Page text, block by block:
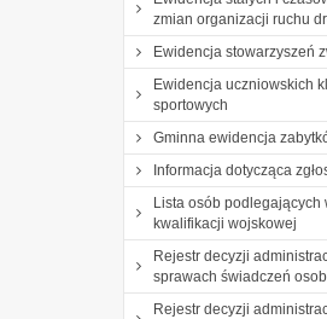
zmian organizacji ruchu
Ewidencja stowarzyszeń
Ewidencja uczniowskich
sportowych
Gminna ewidencja
Informacja dotycząca
Lista osób podlegających
kwalifikacji wojskowej
Rejestr decyzji
sprawach świadczeń
Rejestr decyzji